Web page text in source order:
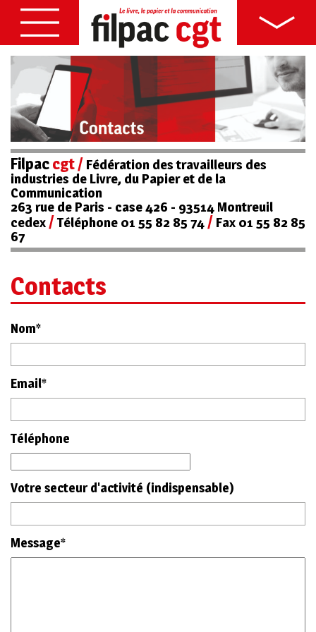
Filpaccgt/ Fédération des travailleurs des
industries de Livre, du Papier et de la
Communication
263 rue de Paris - case 426 - 93514 Montreuil
cedex/Téléphone 01 55 82 85 74/ Fax 01 55 82 85
67
Contacts
Nom*
Email*
Téléphone
Votre secteur d'activité (indispensable)
Message*